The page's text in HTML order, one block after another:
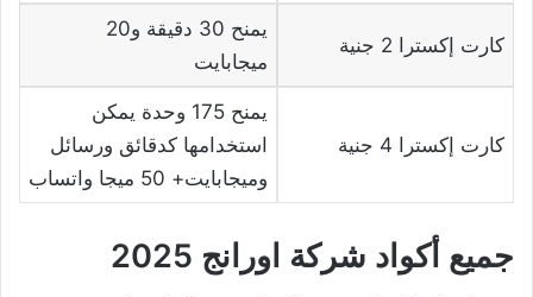
كارت إكسترا 2 جنية
يمنح 30 دقيقة و20
ميجابايت
كارت إكسترا 4 جنية
يمنح 175 وحدة يمكن
استخدامها كدقائق ورسائل
وميجابايت+ 50 ميجا واتساب
جميع أكواد شركة اورانج 2025